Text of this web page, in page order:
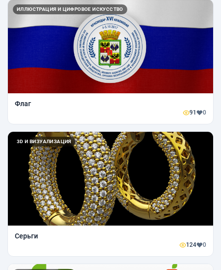
ИЛЛЮСТРАЦИЯ И ЦИФРОВОЕ ИСКУССТВО
Флаг
91 0
3D И ВИЗУАЛИЗАЦИЯ
Серьги
124 0